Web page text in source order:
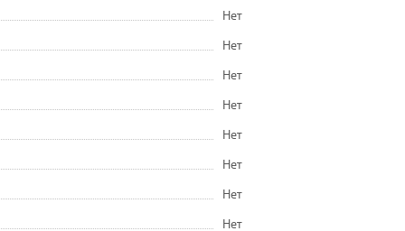
Нет
Нет
Нет
Нет
Нет
Нет
Нет
Нет